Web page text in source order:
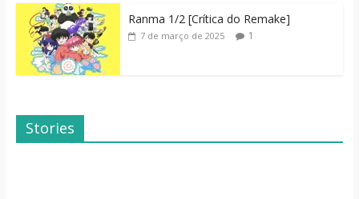
Ranma 1/2 [Crítica do Remake]
7 de março de 2025 1
Stories
Dicas de Filmes
Para o Fim de
Família Inusitada